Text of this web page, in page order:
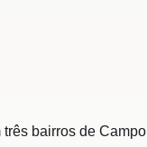
bairros de